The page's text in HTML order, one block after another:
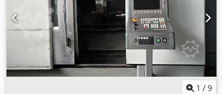
шпиндела: 0 – 2500 об./мин. Диаметър на въртене: 500 мм
Диаметър на въртене над основата: 570 мм Диаметър на
въртене над опората: 340 мм Височина на центровете: 280
мм Разстояние между центровете: 1000 мм ОБОРУДВАНЕ
Аксесоари (вижте снимките)
1 /9